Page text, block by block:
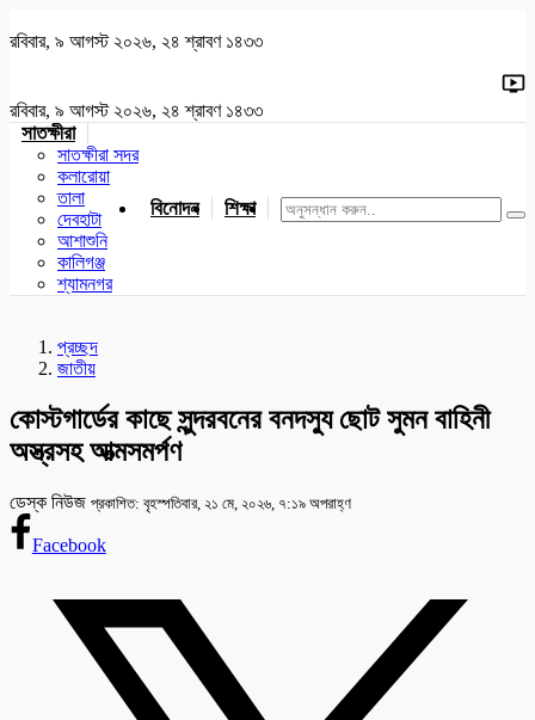
রবিবার, ৯ আগস্ট ২০২৬, ২৪ শ্রাবণ ১৪৩৩
রবিবার, ৯ আগস্ট ২০২৬, ২৪ শ্রাবণ ১৪৩৩
সাতক্ষীরা
সাতক্ষীরা সদর
কলারোয়া
তালা
দেবহাটা
আশাশুনি
কালিগঞ্জ
শ্যামনগর
বিনোদন শিক্ষা খেলাধুলা জাতীয় যশোর
প্রচ্ছদ
জাতীয়
কোস্টগার্ডের কাছে সুন্দরবনের বনদস্যু ছোট সুমন বাহিনী
অস্ত্রসহ আত্মসমর্পণ
ডেস্ক নিউজ প্রকাশিত: বৃহস্পতিবার, ২১ মে, ২০২৬, ৭:১৯ অপরাহ্ণ
Facebook